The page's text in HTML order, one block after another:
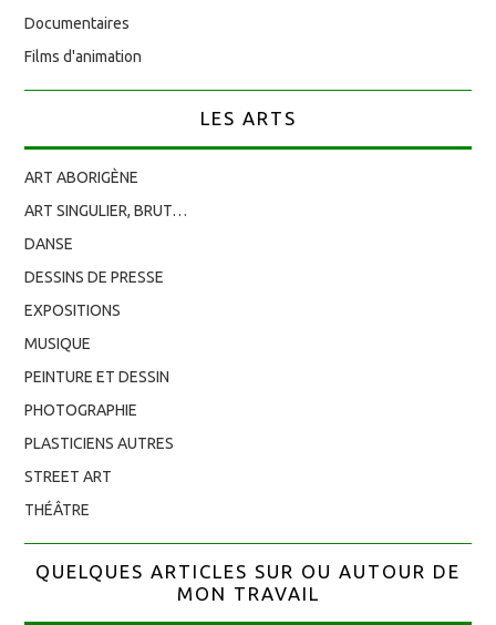
Documentaires
Films d'animation
LES ARTS
ART ABORIGÈNE
ART SINGULIER, BRUT…
DANSE
DESSINS DE PRESSE
EXPOSITIONS
MUSIQUE
PEINTURE ET DESSIN
PHOTOGRAPHIE
PLASTICIENS AUTRES
STREET ART
THÉÂTRE
QUELQUES ARTICLES SUR OU AUTOUR DE
MON TRAVAIL